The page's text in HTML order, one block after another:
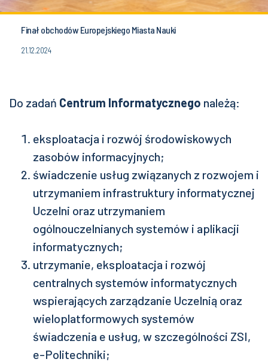
Finał obchodów Europejskiego Miasta Nauki
21.12.2024
Do zadań Centrum Informatycznego należą:
eksploatacja i rozwój środowiskowych
zasobów informacyjnych;
świadczenie usług związanych z rozwojem i
utrzymaniem infrastruktury informatycznej
Uczelni oraz utrzymaniem
ogólnouczelnianych systemów i aplikacji
informatycznych;
utrzymanie, eksploatacja i rozwój
centralnych systemów informatycznych
wspierających zarządzanie Uczelnią oraz
wieloplatformowych systemów
świadczenia e usług, w szczególności ZSI,
e-Politechniki;